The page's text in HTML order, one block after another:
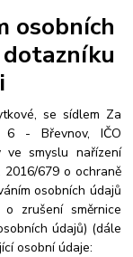
osobních
se sídlem Za
6 - Břevnov, IČO
ve smyslu nařízení
2016/679 o ochraně
osobních údajů
zrušení směrnice
údajů) (dále
osobní údaje: